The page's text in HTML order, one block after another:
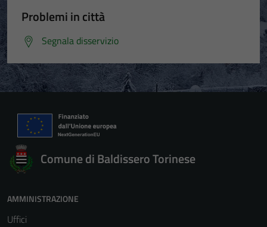
Problemi in città
Segnala disservizio
Comune di Baldissero Torinese
AMMINISTRAZIONE
Uffici